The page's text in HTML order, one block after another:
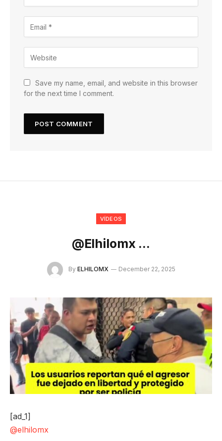
Save my name, email, and website in this browser
for the next time I comment.
VÍDEOS
@elhilomx …
By ELHILOMX December 22, 2025
[ad_1]
@elhilomx